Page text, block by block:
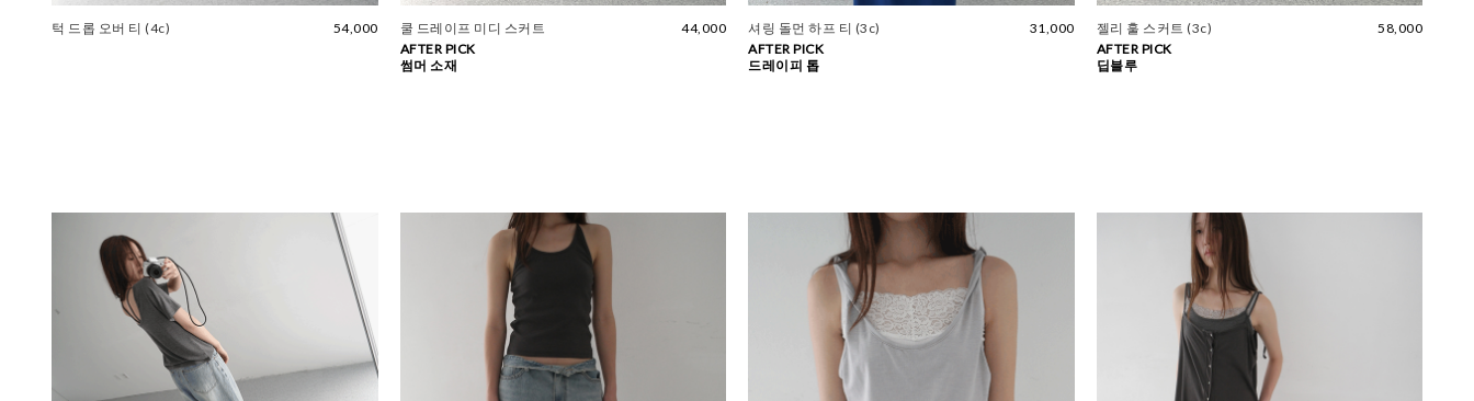
턱 드롭 오버 티 (4c) 54,000 쿨 드레이프 미디 스커트
44,000
AFTER PICK
썸머 소재
셔링 돌먼 하프 티 (3c)
31,000
AFTER PICK
드레이피 톱
젤리 훌 스커트 (3c)
58,000
AFTER PICK
딥블루